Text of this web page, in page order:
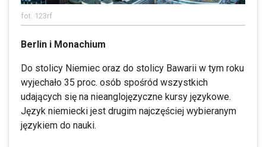
fot. 123rf
Berlin i Monachium
Do stolicy Niemiec oraz do stolicy Bawarii w tym roku
wyjechało 35 proc. osób spośród wszystkich
udających się na nieanglojęzyczne kursy językowe.
Język niemiecki jest drugim najczęściej wybieranym
językiem do nauki.